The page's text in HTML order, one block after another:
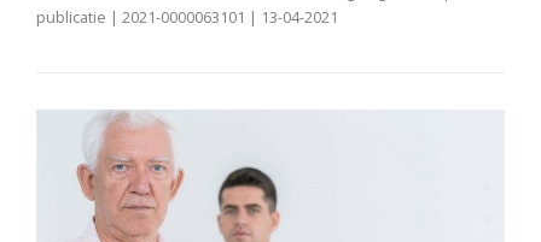
publicatie | 2021-0000063101 | 13-04-2021